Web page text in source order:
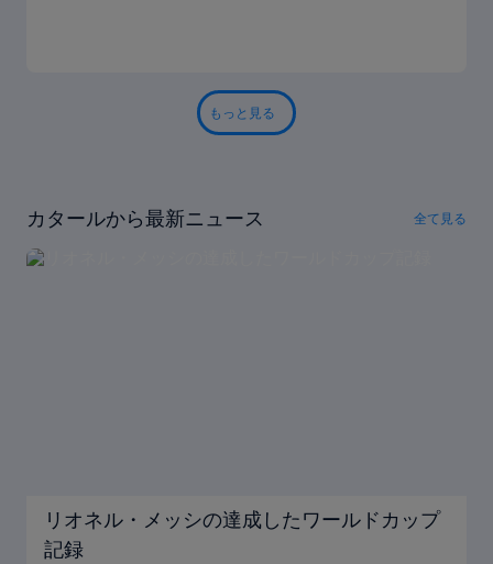
もっと見る
カタールから最新ニュース 全て見る
リオネル・メッシの達成したワールドカップ
記録